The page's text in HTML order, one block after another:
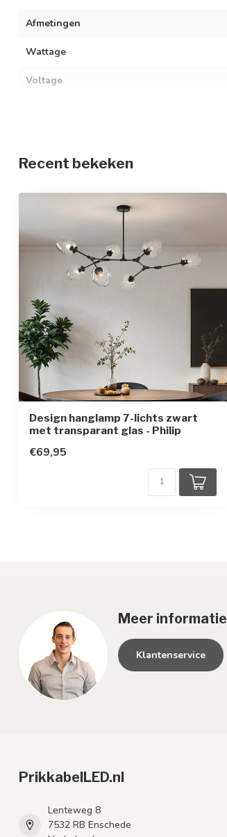
Afmetingen
Wattage
Voltage
Recent bekeken
Design hanglamp 7-lichts zwart
met transparant glas - Philip
€69,95
Meer informatie
Klantenservice
PrikkabelLED.nl
Lenteweg 8
7532 RB Enschede